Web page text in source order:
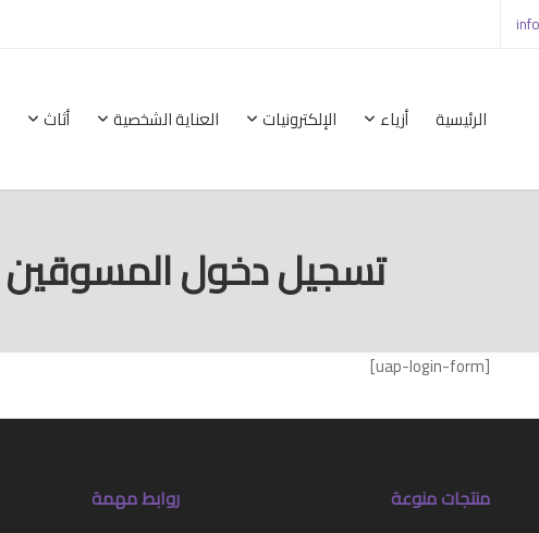
الرئيسية أزياء الإلكترونيات العناية الشخصية أثاث
تسجيل دخول المسوقين
[uap-login-form]
منتجات منوعة روابط مهمة